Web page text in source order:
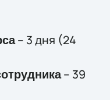
– 3 дня (24
– 39